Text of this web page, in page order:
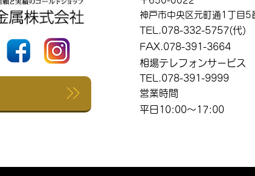
神戸市中央区元町通1丁目5
TEL.078-332-5757(代)
FAX.078-391-3664
相場テレフォンサービス
TEL.078-391-9999
営業時間
平日10:00～17:00